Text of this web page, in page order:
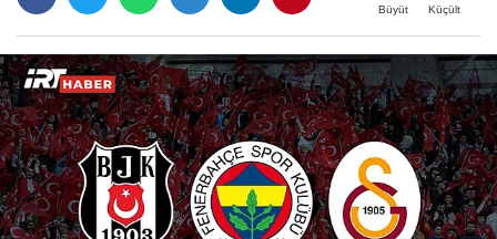
Büyüt Küçült